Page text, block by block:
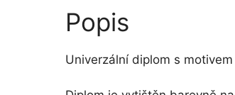
Popis
Univerzální diplom s